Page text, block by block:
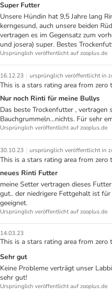
Super Futter
Unsere Hündin hat 9,5 Jahre lang
kerngesund, auch unsere beiden
vertragen es im Gegensatz zum
und josera) super. Bestes
Ursprünglich veröffentlicht auf zooplus.de
16.12.23 | ursprünglich veröffentlicht in
This is a stars rating area from zero
Nur noch Rinti für meine Bullys
Das beste Trockenfutter , vertragen
Bauchgrummeln…nichts. Für sehr
Ursprünglich veröffentlicht auf zooplus.de
30.10.23 | ursprünglich veröffentlicht in
This is a stars rating area from zero
neues Rinti Futter
meine Setter vertragen dieses
gut.. der niedrigere Fettgehalt ist
geeignet.
Ursprünglich veröffentlicht auf zooplus.de
14.03.23
This is a stars rating area from zero
Sehr gut
Keine Probleme verträgt unser
sehr gut!
Ursprünglich veröffentlicht auf zooplus.de